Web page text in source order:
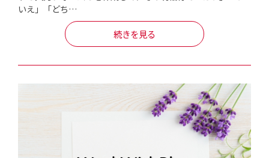
いえ」「どち…
続きを見る